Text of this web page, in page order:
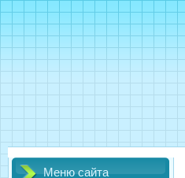
Меню сайта